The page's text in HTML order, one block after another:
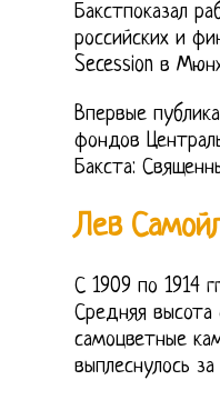
Бакстпоказал
российских и
Secession в
Впервые
фондов
Бакста:
Лев
С 1909 по 1914
Средняя высота
самоцветные
выплеснулось